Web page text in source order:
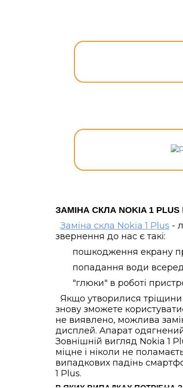
ЗАМІНА СКЛА NOKIA 1
Заміна скла Nokia 1 Plus -
звернення до нас є такі:
пошкодження екрану
попадання води
"глюки" в роботі
Якщо утворилися тріщини
знову зможете
не виявлено, можлива
дисплей. Апарат одягнений
Зовнішній вигляд Nokia 1
міцне і ніколи не
випадкових падінь
1 Plus.